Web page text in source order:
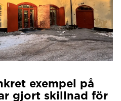
exempel på
gjort skillnad för